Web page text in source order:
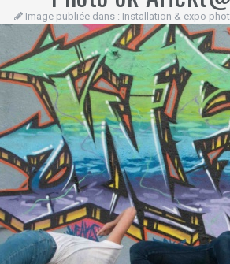
Image publiée dans : Installation & expo